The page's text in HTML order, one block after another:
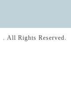
. All Rights Reserved.